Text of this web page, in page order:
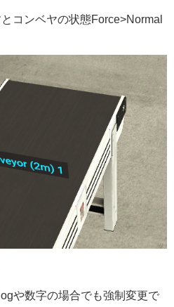
コンベヤの状態Force>Normal
や数字の場合でも強制変更で